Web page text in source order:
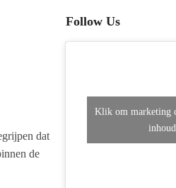
dat
de
Follow Us
Klik om marketing